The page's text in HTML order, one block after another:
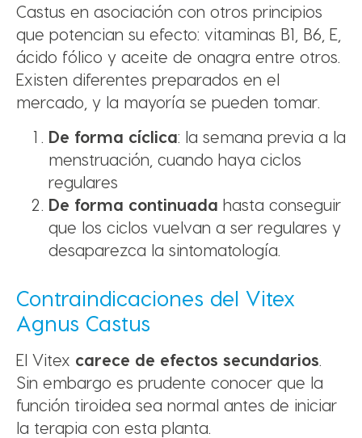
Castus en asociación con otros principios
que potencian su efecto: vitaminas B1, B6, E,
ácido fólico y aceite de onagra entre otros.
Existen diferentes preparados en el
mercado, y la mayoría se pueden tomar.
De forma cíclica: la semana previa a la
menstruación, cuando haya ciclos
regulares
De forma continuada hasta conseguir
que los ciclos vuelvan a ser regulares y
desaparezca la sintomatología.
Contraindicaciones del Vitex
Agnus Castus
El Vitex carece de efectos secundarios
Sin embargo es prudente conocer que la
función tiroidea sea normal antes de iniciar
la terapia con esta planta.